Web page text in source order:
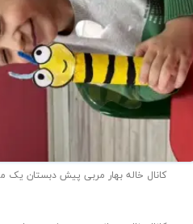
کانال خاله بهار مربی پیش دبستان یک